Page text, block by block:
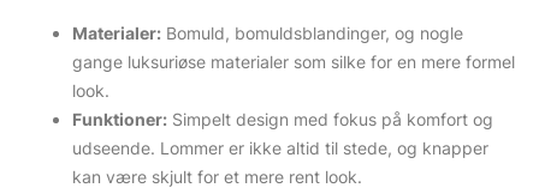
Materialer: Bomuld, bomuldsblandinger, og nogle
gange luksuriøse materialer som silke for en mere formel
look.
Funktioner: Simpelt design med fokus på komfort og
udseende. Lommer er ikke altid til stede, og knapper
kan være skjult for et mere rent look.